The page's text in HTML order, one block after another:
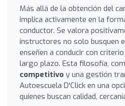
Más allá de la obtención del
implica activamente en la
conductor. Se valora
instructores no solo busquen
enseñen a conducir con
largo plazo. Esta filosofía,
competitivo y una gestión
Autoescuela D'Click en una
quienes buscan calidad,